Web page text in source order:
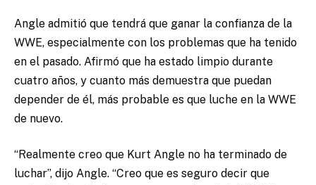
Angle admitió que tendrá que ganar la confianza de la
WWE, especialmente con los problemas que ha tenido
en el pasado. Afirmó que ha estado limpio durante
cuatro años, y cuanto más demuestra que puedan
depender de él, más probable es que luche en la WWE
de nuevo.
“Realmente creo que Kurt Angle no ha terminado de
luchar”, dijo Angle. “Creo que es seguro decir que